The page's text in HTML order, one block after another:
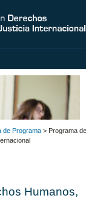
de Programa > Programa de
Humanos,